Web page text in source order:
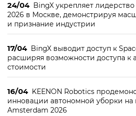
24/04 BingX укрепляет
2026 в Москве, демонстрируя
и признание индустрии
17/04 BingX выводит доступ к
расширяя возможности доступа к
стоимости
16/04 KEENON Robotics
инновации автономной уборки на
Amsterdam 2026